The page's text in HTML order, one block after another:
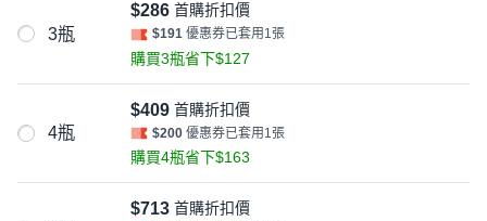
3瓶
$286 首購折扣價
$191 優惠券已套用1張
購買3瓶省下$127
4瓶
$409 首購折扣價
$200 優惠券已套用1張
購買4瓶省下$163
$713 首購折扣價